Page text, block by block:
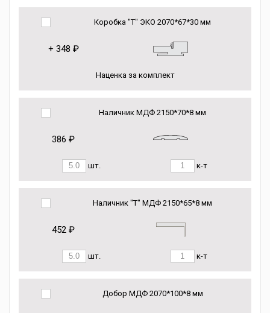
Коробка "Т" ЭКО 2070*67*30 мм
+ 348 ₽
Наценка за комплект
Наличник МДФ 2150*70*8 мм
386 ₽
шт. к-т
Наличник "Т" МДФ 2150*65*8 мм
452 ₽
шт. к-т
Добор МДФ 2070*100*8 мм